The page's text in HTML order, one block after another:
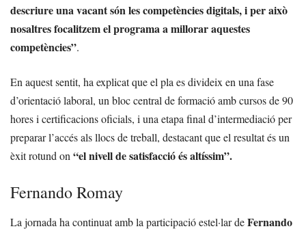
descriure una vacant són les competències digitals, i per això
nosaltres focalitzem el programa a millorar aquestes
competències”.
En aquest sentit, ha explicat que el pla es divideix en una fase
d’orientació laboral, un bloc central de formació amb cursos de 90
hores i certificacions oficials, i una etapa final d’intermediació per
preparar l’accés als llocs de treball, destacant que el resultat és un
èxit rotund on “el nivell de satisfacció és altíssim”.
Fernando Romay
La jornada ha continuat amb la participació estel·lar deFernando